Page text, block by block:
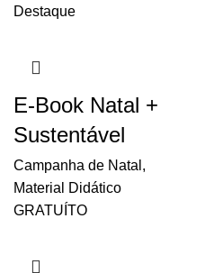
Destaque
E-Book Natal +
Sustentável
Campanha de Natal ,
Material Didático
GRATUÍTO